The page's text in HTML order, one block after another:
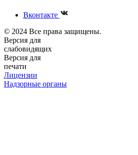
Вконтакте
© 2024 Все права защищены.
Версия для
слабовидящих
Версия для
печати
Лицензии
Надзорные органы